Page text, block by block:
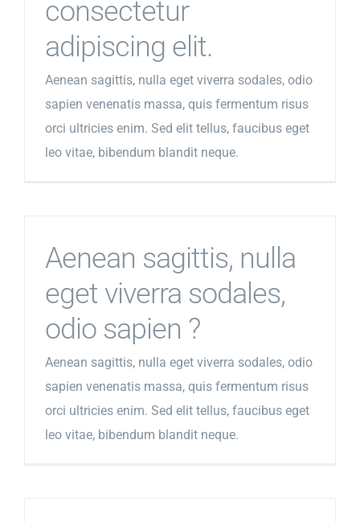
consectetur
adipiscing elit.
Aenean sagittis, nulla eget viverra sodales, odio
sapien venenatis massa, quis fermentum risus
orci ultricies enim. Sed elit tellus, faucibus eget
leo vitae, bibendum blandit neque.
Aenean sagittis, nulla
eget viverra sodales,
odio sapien ?
Aenean sagittis, nulla eget viverra sodales, odio
sapien venenatis massa, quis fermentum risus
orci ultricies enim. Sed elit tellus, faucibus eget
leo vitae, bibendum blandit neque.